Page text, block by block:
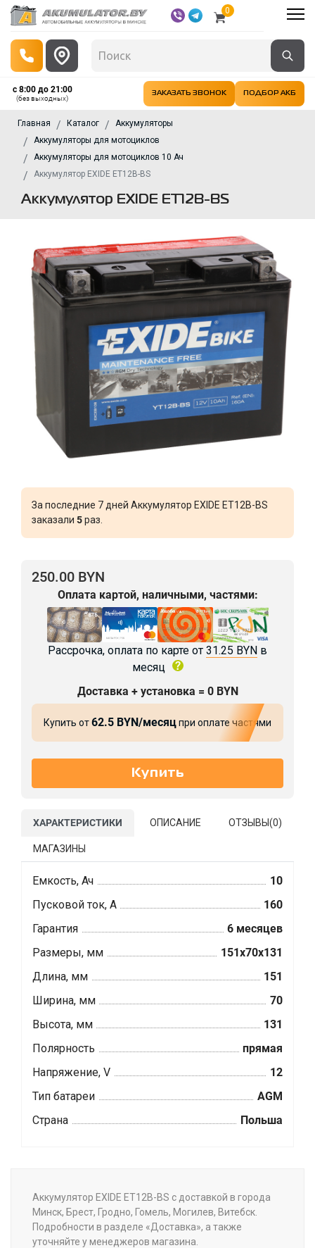
0
с 8:00 до 21:00
(без выходных)
ЗАКАЗАТЬ ЗВОНОК ПОДБОР АКБ
Главная Каталог
Аккумуляторы
Аккумуляторы для мотоциклов
Аккумуляторы для мотоциклов 10 Ач
Аккумулятор EXIDE ET12B-BS
Аккумулятор EXIDE ET12B-BS
За последние 7 дней Аккумулятор EXIDE ET12B-BS
заказали 5раз.
250.00 BYN
Оплата картой, наличными, частями:
Рассрочка, оплата по карте от 31.25 BYN в
месяц
Доставка + установка = 0 BYN
Купить от62.5 BYN/месяцпри оплате частями
ХАРАКТЕРИСТИКИ ОПИСАНИЕ ОТЗЫВЫ(0)
МАГАЗИНЫ
Емкость, Ач
10
Пусковой ток, А
160
Гарантия
6 месяцев
Размеры, мм
151x70x131
Длина, мм
151
Ширина, мм
70
Высота, мм
131
Полярность
прямая
Напряжение, V
12
Тип батареи
AGM
Страна
Польша
Аккумулятор EXIDE ET12B-BS с доставкой в города
Минск, Брест, Гродно, Гомель, Могилев, Витебск.
Подробности в разделе «Доставка», а также
уточняйте у менеджеров магазина.